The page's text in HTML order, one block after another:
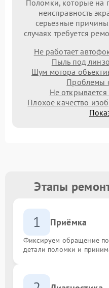
Поломки, которые на
неисправность
серьезные
случаях требуется
Не работает
Пыль под
Шум мотора
Проблемы
Не
Плохое качество
Этапы
1 Приёмка
Фиксируем обращение по
детали поломки и